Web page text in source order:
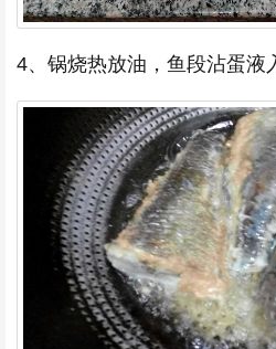
4、锅烧热放油，鱼段沾蛋液